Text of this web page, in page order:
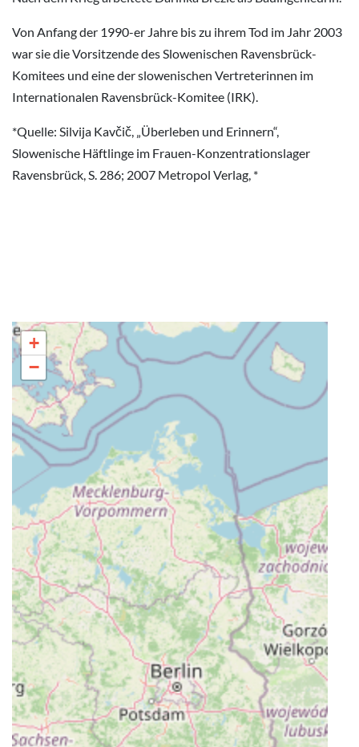
Von Anfang der 1990-er Jahre bis zu ihrem Tod im Jahr 2003
war sie die Vorsitzende des Slowenischen Ravensbrück-
Komitees und eine der slowenischen Vertreterinnen im
Internationalen Ravensbrück-Komitee (IRK).
*Quelle: Silvija Kavčič, „Überleben und Erinnern“,
Slowenische Häftlinge im Frauen-Konzentrationslager
Ravensbrück, S. 286; 2007 Metropol Verlag, *
+
−